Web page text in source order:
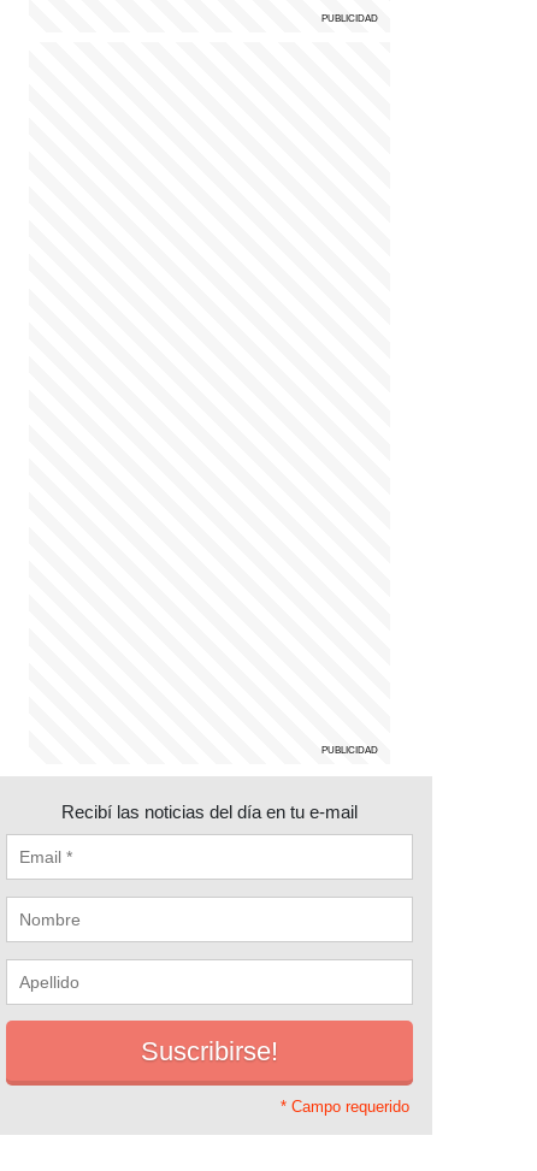
Recibí las noticias del día en tu e-mail
* Campo requerido